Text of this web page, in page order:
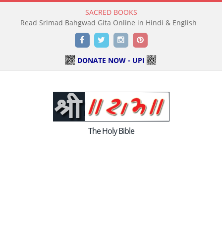
SACRED BOOKS
Read Srimad Bahgwad Gita Online in Hindi & English
FacebookTwitterInstagramPinterest
DONATE NOW - UPI
The Holy Bible